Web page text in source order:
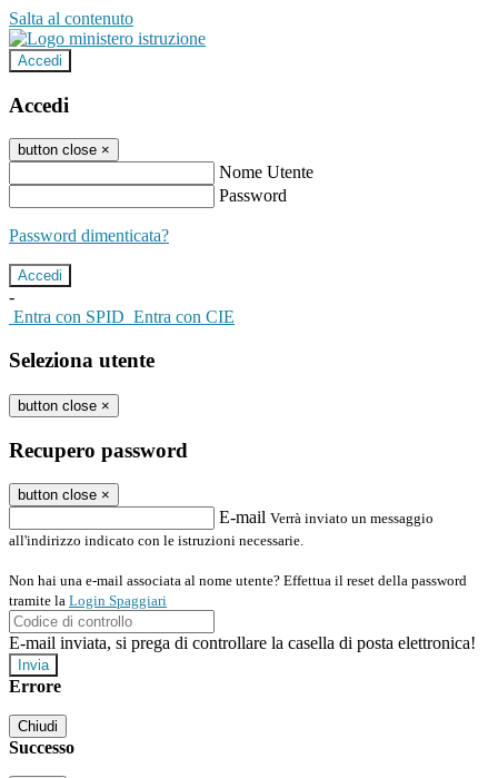
Salta al contenuto
Accedi
Accedi
button close ×
Nome Utente
Password
Password dimenticata?
-
Entra con SPID Entra con CIE
Seleziona utente
button close ×
Recupero password
button close ×
E-mail Verrà inviato un messaggio
all'indirizzo indicato con le istruzioni necessarie.
Non hai una e-mail associata al nome utente? Effettua il reset della password
tramite la Login Spaggiari
E-mail inviata, si prega di controllare la casella di posta elettronica!
Errore
Chiudi
Successo